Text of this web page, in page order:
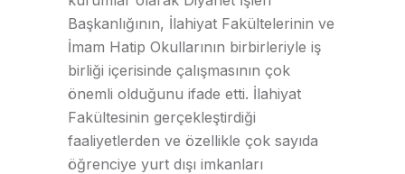
Başkanlığının, İlahiyat Fakültelerinin ve
İmam Hatip Okullarının birbirleriyle iş
birliği içerisinde çalışmasının çok
önemli olduğunu ifade etti. İlahiyat
Fakültesinin gerçekleştirdiği
faaliyetlerden ve özellikle çok sayıda
öğrenciye yurt dışı imkanları